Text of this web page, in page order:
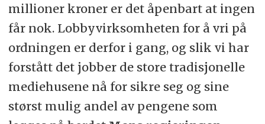
millioner kroner er det åpenbart at ingen
får nok. Lobbyvirksomheten for å vri på
ordningen er derfor i gang, og slik vi har
forstått det jobber de store tradisjonelle
mediehusene nå for sikre seg og sine
størst mulig andel av pengene som